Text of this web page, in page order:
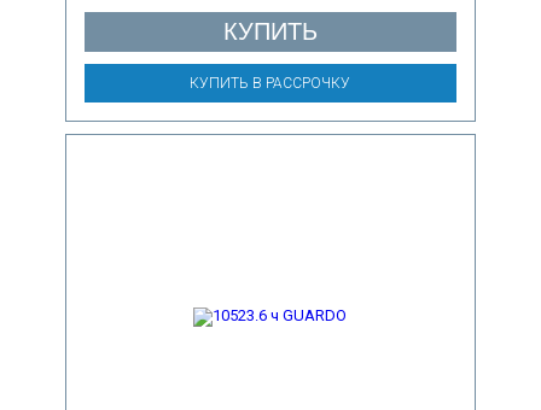
КУПИТЬ
КУПИТЬ В РАССРОЧКУ